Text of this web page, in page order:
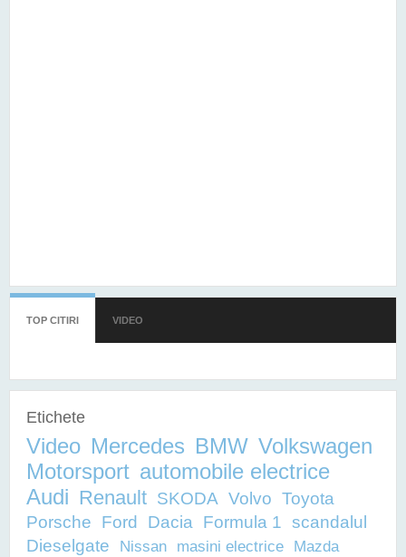
TOP CITIRI (TAB ACTIV)
VIDEO
Etichete
Video Mercedes BMW Volkswagen
Motorsport automobile electrice
Audi Renault SKODA Volvo Toyota
Porsche
Ford Dacia Formula 1 scandalul
Dieselgate
Nissan masini electrice
Mazda